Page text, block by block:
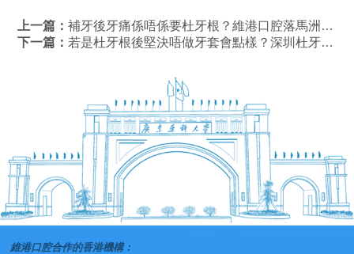
上一篇：補牙後牙痛係唔係要杜牙根？維港口腔落馬洲口岸分院杜牙根幾錢？
下一篇： 若是杜牙根後堅決唔做牙套會點樣？深圳杜牙根介紹
維港口腔合作的香港機構：